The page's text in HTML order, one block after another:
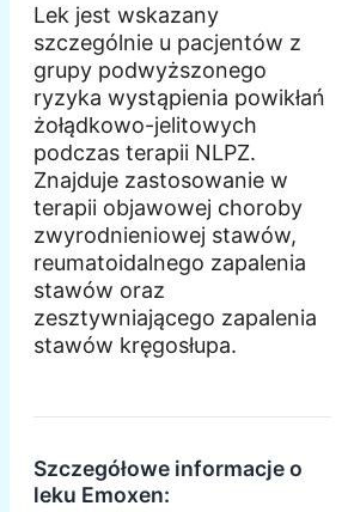
Lek jest wskazany
szczególnie u pacjentów z
grupy podwyższonego
ryzyka wystąpienia powikłań
żołądkowo-jelitowych
podczas terapii NLPZ.
Znajduje zastosowanie w
terapii objawowej choroby
zwyrodnieniowej stawów,
reumatoidalnego zapalenia
stawów oraz
zesztywniającego zapalenia
stawów kręgosłupa.
Szczegółowe informacje o
leku Emoxen: